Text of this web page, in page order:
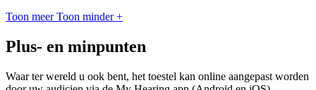
Toon meer Toon minder +
Plus- en minpunten
Waar ter wereld u ook bent, het toestel kan online aangepast worden